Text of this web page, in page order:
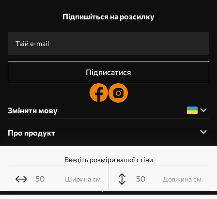
Введіть розміри вашої стіни
Ширина см Довжина см
Підпишіться на розсилку
Підписатися
Змінити мову
Про продукт